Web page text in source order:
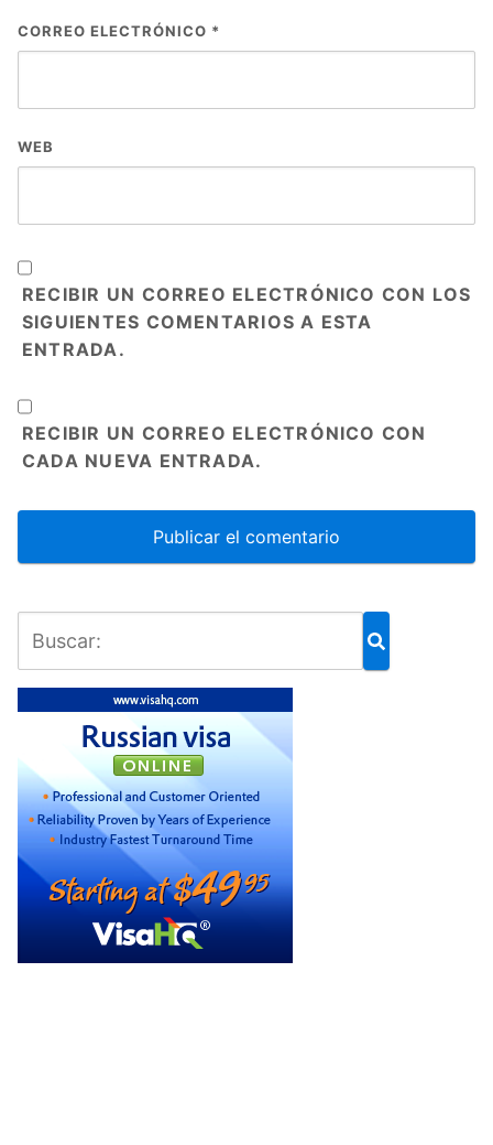
CORREO ELECTRÓNICO *
WEB
RECIBIR UN CORREO ELECTRÓNICO CON LOS
SIGUIENTES COMENTARIOS A ESTA
ENTRADA.
RECIBIR UN CORREO ELECTRÓNICO CON
CADA NUEVA ENTRADA.